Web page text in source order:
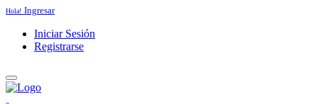
Hola! Ingresar
Iniciar Sesión
Registrarse